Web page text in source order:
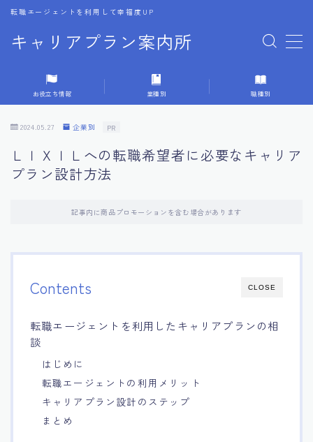
キャリアプラン案内所
転職エージェントを利用して幸福度UP
MENU
1.転職エージェントの選び方
3.キャリア相談時の質問リスト
4.キャリア目標設定の方法
5.キャリアチェンジの体験談
6.専門家からのアドバイス集
7.エージェント面談のポイント
8.非公開求人の魅力
9.年代別の目標設定ポイント
お役立ち情報 業種別 職種別
2024.05.27 企業別 PR
ＬＩＸＩＬへの転職希望者に必要なキャリア
プラン設計方法
記事内に商品プロモーションを含む場合があります
CLOSE
Contents
転職エージェントを利用したキャリアプランの相
談
はじめに
転職エージェントの利用メリット
キャリアプラン設計のステップ
まとめ